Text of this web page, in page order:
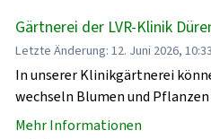
Gärtnerei der LVR-Klinik
Letzte Änderung: 12. Juni 2026,
In unserer Klinikgärtnerei
wechseln Blumen und
Mehr Informationen